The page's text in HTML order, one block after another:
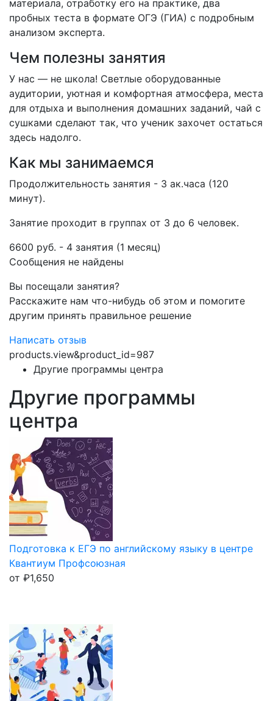
материала, отработку его на практике, два
пробных теста в формате ОГЭ (ГИА) с подробным
анализом эксперта.
Чем полезны занятия
У нас — не школа! Светлые оборудованные
аудитории, уютная и комфортная атмосфера, места
для отдыха и выполнения домашних заданий, чай с
сушками сделают так, что ученик захочет остаться
здесь надолго.
Как мы занимаемся
Продолжительность занятия - 3 ак.часа (120
минут).
Занятие проходит в группах от 3 до 6 человек.
6600 руб. - 4 занятия (1 месяц)
Сообщения не найдены
Вы посещали занятия?
Расскажите нам что-нибудь об этом и помогите
другим принять правильное решение
Написать отзыв
products.view&product_id=987
Другие программы центра
Другие программы
центра
Подготовка к ЕГЭ по английскому языку в центре
Квантиум Профсоюзная
от ₽1,650